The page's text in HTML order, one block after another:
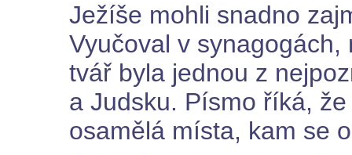
Ježíše mohli snadno
Vyučoval v
tvář byla jednou z
a Judsku. Písmo říká,
osamělá místa, kam se